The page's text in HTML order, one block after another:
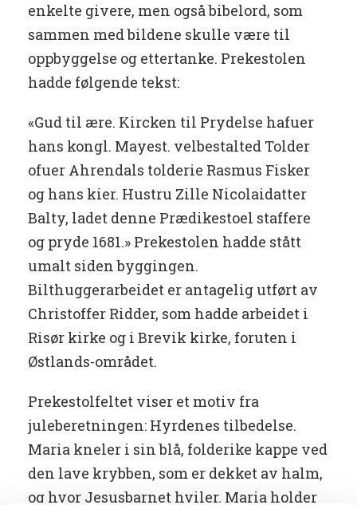
enkelte givere, men også bibelord, som
sammen med bildene skulle være til
oppbyggelse og ettertanke. Prekestolen
hadde følgende tekst:
«Gud til ære. Kircken til Prydelse hafuer
hans kongl. Mayest. velbestalted Tolder
ofuer Ahrendals tolderie Rasmus Fisker
og hans kier. Hustru Zille Nicolaidatter
Balty, ladet denne Prædikestoel staffere
og pryde 1681.» Prekestolen hadde stått
umalt siden byggingen.
Bilthuggerarbeidet er antagelig utført av
Christoffer Ridder, som hadde arbeidet i
Risør kirke og i Brevik kirke, foruten i
Østlands-området.
Prekestolfeltet viser et motiv fra
juleberetningen: Hyrdenes tilbedelse.
Maria kneler i sin blå, folderike kappe ved
den lave krybben, som er dekket av halm,
og hvor Jesusbarnet hviler. Maria holder